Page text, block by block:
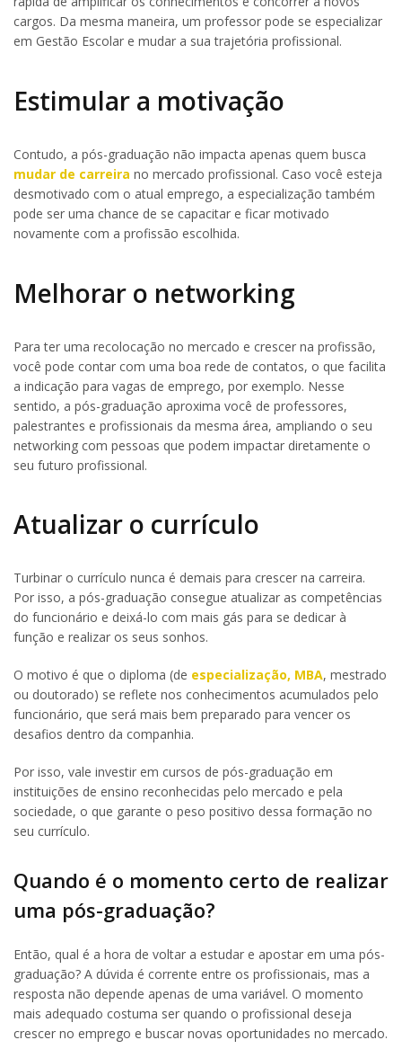
cargos. Da mesma maneira, um professor pode se especializar
em Gestão Escolar e mudar a sua trajetória profissional.
Estimular a motivação
Contudo, a pós-graduação não impacta apenas quem busca
mudar de carreira no mercado profissional. Caso você esteja
desmotivado com o atual emprego, a especialização também
pode ser uma chance de se capacitar e ficar motivado
novamente com a profissão escolhida.
Melhorar o networking
Para ter uma recolocação no mercado e crescer na profissão,
você pode contar com uma boa rede de contatos, o que facilita
a indicação para vagas de emprego, por exemplo. Nesse
sentido, a pós-graduação aproxima você de professores,
palestrantes e profissionais da mesma área, ampliando o seu
networking com pessoas que podem impactar diretamente o
seu futuro profissional.
Atualizar o currículo
Turbinar o currículo nunca é demais para crescer na carreira.
Por isso, a pós-graduação consegue atualizar as competências
do funcionário e deixá-lo com mais gás para se dedicar à
função e realizar os seus sonhos.
O motivo é que o diploma (de especialização, MBA, mestrado
ou doutorado) se reflete nos conhecimentos acumulados pelo
funcionário, que será mais bem preparado para vencer os
desafios dentro da companhia.
Por isso, vale investir em cursos de pós-graduação em
instituições de ensino reconhecidas pelo mercado e pela
sociedade, o que garante o peso positivo dessa formação no
seu currículo.
Quando é o momento certo de realizar
uma pós-graduação?
Então, qual é a hora de voltar a estudar e apostar em uma pós-
graduação? A dúvida é corrente entre os profissionais, mas a
resposta não depende apenas de uma variável. O momento
mais adequado costuma ser quando o profissional deseja
crescer no emprego e buscar novas oportunidades no mercado.